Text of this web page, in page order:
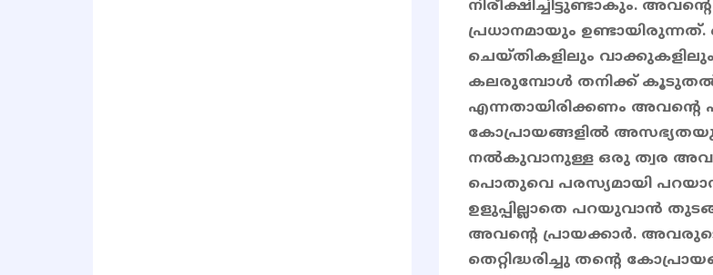
നിരീക്ഷിച്ചിട്ടുണ്ടാകും.
പ്രധാനമായും
ചെയ്തികളിലും
കലരുമ്പോൾ തനിക്ക് കൂടുതൽ
എന്നതായിരിക്കണം
കോപ്രായങ്ങളിൽ
നൽകുവാനുള്ള ഒരു ത്വര
പൊതുവെ പരസ്യമായി
ഉളുപ്പില്ലാതെ പറയുവാൻ
അവന്റെ പ്രായക്കാർ.
തെറ്റിദ്ധരിച്ചു തന്റെ